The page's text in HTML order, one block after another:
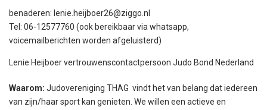
benaderen: lenie.heijboer26@ziggo.nl
Tel: 06-12577760 (ook bereikbaar via whatsapp,
voicemailberichten worden afgeluisterd)
Lenie Heijboer vertrouwenscontactpersoon Judo Bond Nederland
Waarom: Judovereniging THAG vindt het van belang dat iedereen
van zijn/haar sport kan genieten. We willen een actieve en